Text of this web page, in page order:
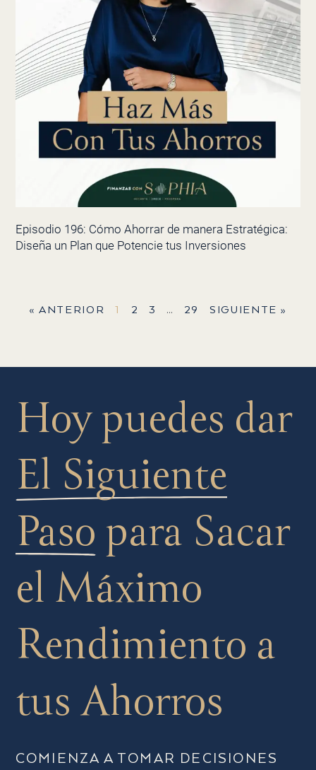
Episodio 196: Cómo Ahorrar de manera Estratégica:
Diseña un Plan que Potencie tus Inversiones
« ANTERIOR 1 2 3 … 29 SIGUIENTE »
Hoy puedes dar
El Siguiente
Paso para Sacar
el Máximo
Rendimiento a
tus Ahorros
COMIENZA A TOMAR DECISIONES